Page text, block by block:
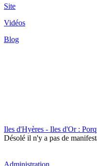
Site
Vidéos
Blog
Iles d'Hyères - Iles d'Or :
Désolé il n'y a pas de
Administration